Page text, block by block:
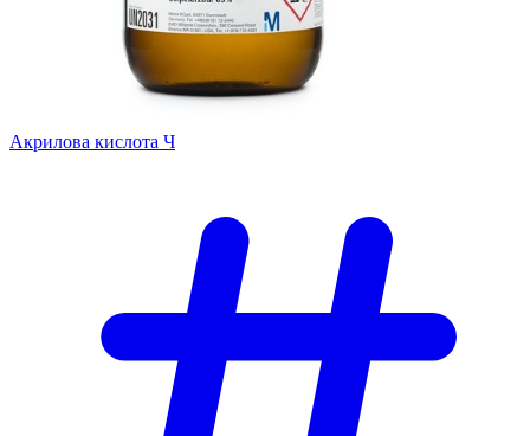
Акрилова кислота Ч